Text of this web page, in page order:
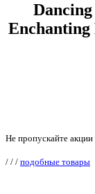
Enchanting
Не пропускайте
/ / / подобные товары